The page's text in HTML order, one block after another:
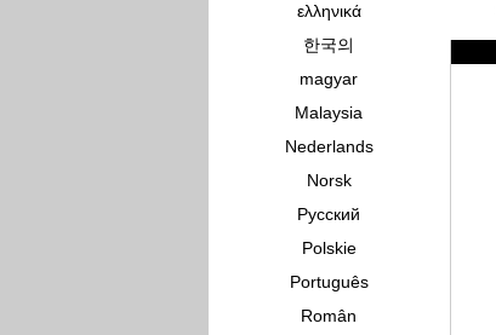
ελληνικά
한국의
magyar
Malaysia
Nederlands
Norsk
Pусский
Polskie
Português
Român